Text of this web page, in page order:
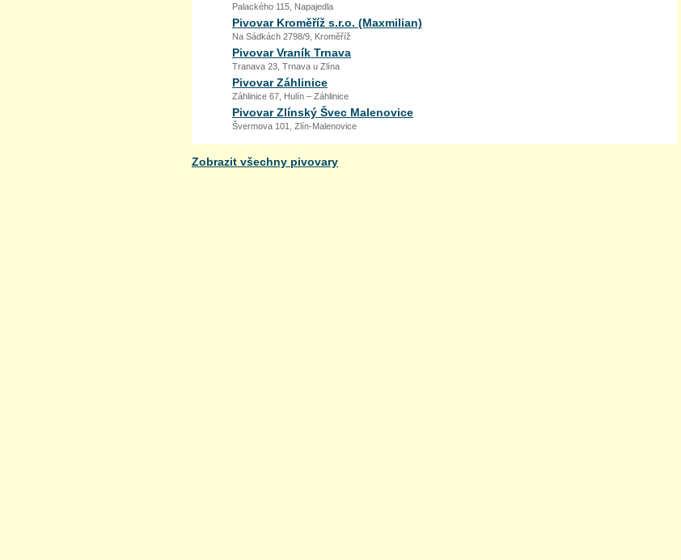
Palackého 115, Napajedla
Pivovar Kroměříž s.r.o. (Maxmilian)
Na Sádkách 2798/9, Kroměříž
Pivovar Vraník Trnava
Tranava 23, Trnava u Zlína
Pivovar Záhlinice
Záhlinice 67, Hulín – Záhlinice
Pivovar Zlínský Švec Malenovice
Švermova 101, Zlín-Malenovice
Zobrazit všechny pivovary